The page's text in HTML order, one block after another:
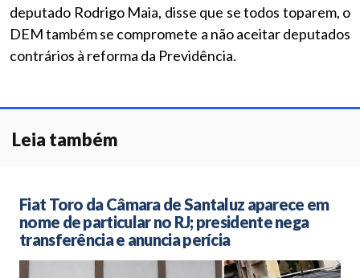
deputado Rodrigo Maia, disse que se todos toparem, o
DEM também se compromete a não aceitar deputados
contrários à reforma da Previdência.
Leia também
Fiat Toro da Câmara de Santaluz aparece em
nome de particular no RJ; presidente nega
transferência e anuncia perícia